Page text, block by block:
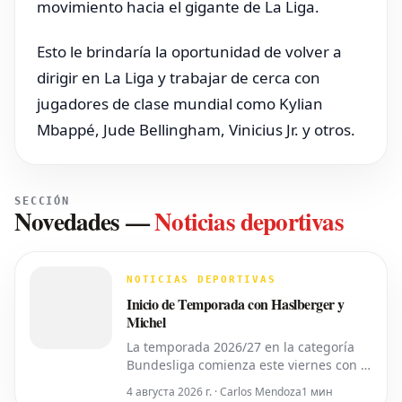
movimiento hacia el gigante de La Liga.
Esto le brindaría la oportunidad de volver a
dirigir en La Liga y trabajar de cerca con
jugadores de clase mundial como Kylian
Mbappé, Jude Bellingham, Vinicius Jr. y otros.
SECCIÓN
Novedades—Noticias deportivas
NOTICIAS DEPORTIVAS
Inicio de Temporada con Haslberger y
Michel
La temporada 2026/27 en la categoría
Bundesliga comienza este viernes con el
partido inaugural de la 2. Bundesliga
4 августа 2026 г. · Carlos Mendoza1 мин